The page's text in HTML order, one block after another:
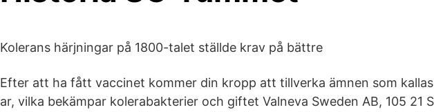
Kolerans härjningar på 1800-talet ställde krav på bättre
Efter att ha fått vaccinet kommer din kropp att tillverka ämnen som
ar, vilka bekämpar kolerabakterier och giftet Valneva Sweden AB, 105 21